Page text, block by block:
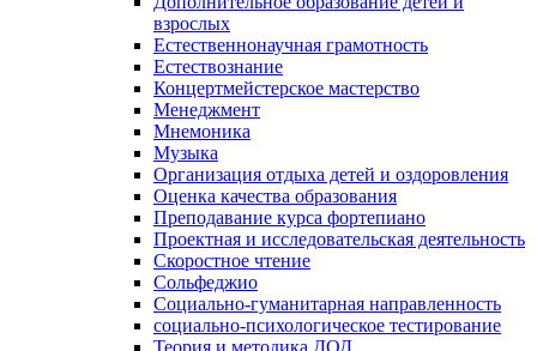
взрослых
Естественнонаучная грамотность
Естествознание
Концертмейстерское мастерство
Менеджмент
Мнемоника
Музыка
Организация отдыха детей и оздоровления
Оценка качества образования
Преподавание курса фортепиано
Проектная и исследовательская деятельность
Скоростное чтение
Сольфеджио
Социально-гуманитарная направленность
социально-психологическое тестирование
Теория и методика ДОД